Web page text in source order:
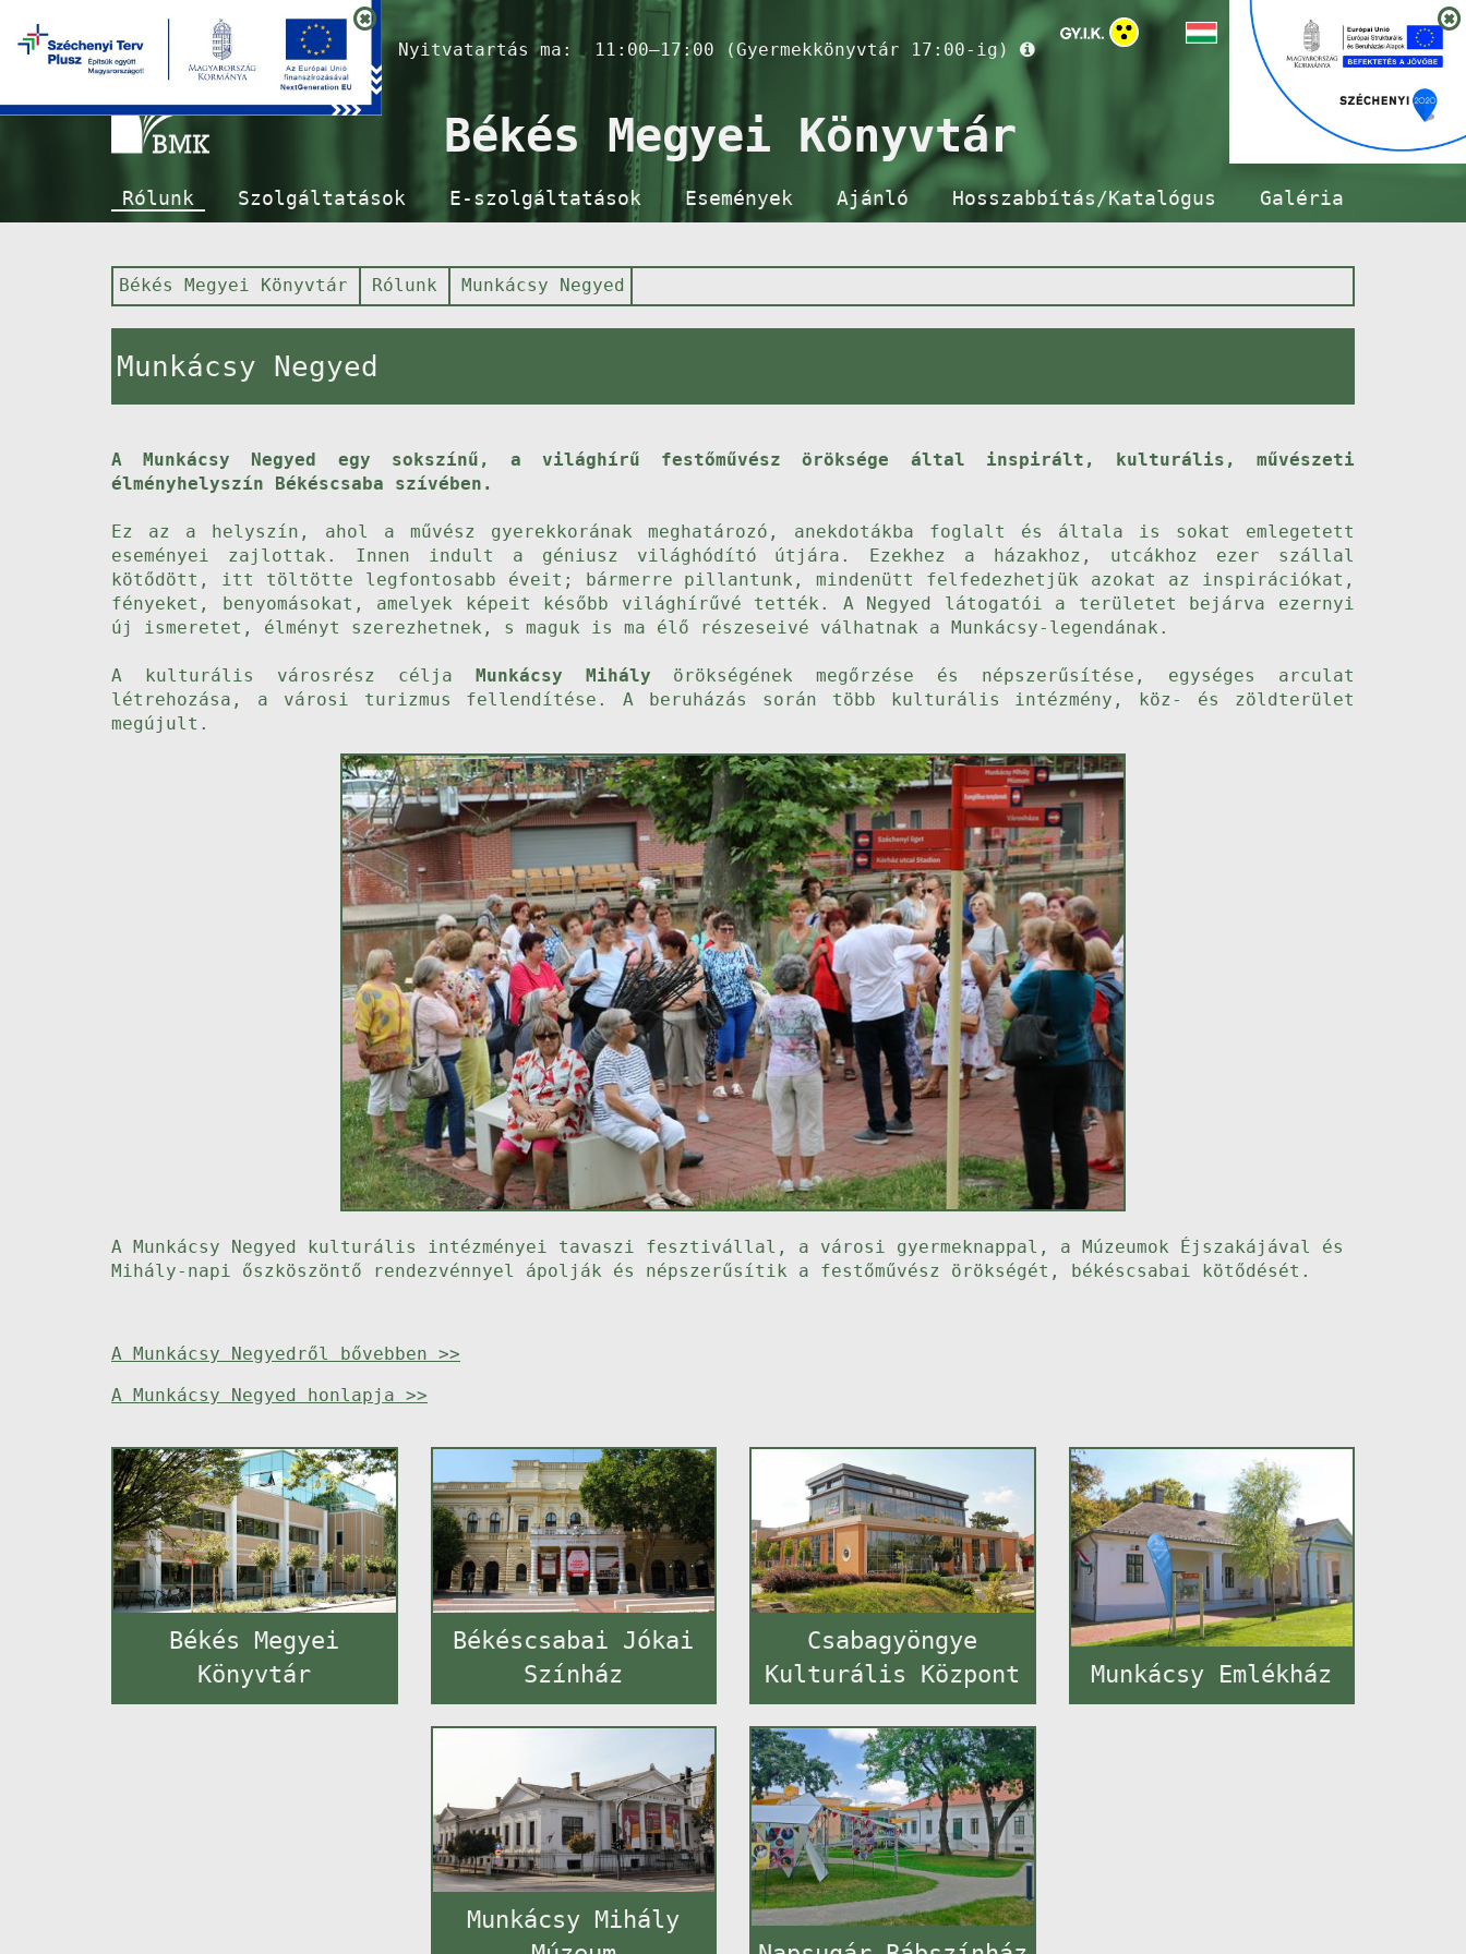
Nyitvatartás ma: 11:00–17:00 (Gyermekkönyvtár 17:00-ig)
Békés Megyei Könyvtár
Rólunk Szolgáltatások E-szolgáltatások Események Ajánló Hosszabbítás/Katalógus Galéria
Békés Megyei Könyvtár Rólunk Munkácsy Negyed
Munkácsy Negyed
A Munkácsy Negyed egy sokszínű, a világhírű festőművész öröksége által inspirált, kulturális, művészeti
élményhelyszín Békéscsaba szívében.
Ez az a helyszín, ahol a művész gyerekkorának meghatározó, anekdotákba foglalt és általa is sokat emlegetett
eseményei zajlottak. Innen indult a géniusz világhódító útjára. Ezekhez a házakhoz, utcákhoz ezer szállal
kötődött, itt töltötte legfontosabb éveit; bármerre pillantunk, mindenütt felfedezhetjük azokat az inspirációkat,
fényeket, benyomásokat, amelyek képeit később világhírűvé tették. A Negyed látogatói a területet bejárva ezernyi
új ismeretet, élményt szerezhetnek, s maguk is ma élő részeseivé válhatnak a Munkácsy-legendának.
A kulturális városrész célja Munkácsy Mihály örökségének megőrzése és népszerűsítése, egységes arculat
létrehozása, a városi turizmus fellendítése. A beruházás során több kulturális intézmény, köz- és zöldterület
megújult.
A Munkácsy Negyed kulturális intézményei tavaszi fesztivállal, a városi gyermeknappal, a Múzeumok Éjszakájával és
Mihály-napi őszköszöntő rendezvénnyel ápolják és népszerűsítik a festőművész örökségét, békéscsabai kötődését.
A Munkácsy Negyedről bővebben >>
A Munkácsy Negyed honlapja >>
Békés Megyei
Könyvtár
Békéscsabai Jókai
Színház
Csabagyöngye
Kulturális Központ
Munkácsy Emlékház
Munkácsy Mihály